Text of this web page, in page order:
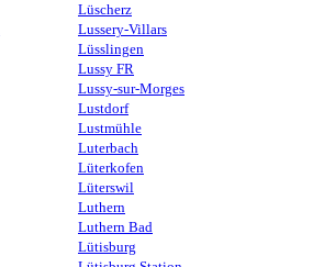
Lüscherz
Lussery-Villars
Lüsslingen
Lussy FR
Lussy-sur-Morges
Lustdorf
Lustmühle
Luterbach
Lüterkofen
Lüterswil
Luthern
Luthern Bad
Lütisburg